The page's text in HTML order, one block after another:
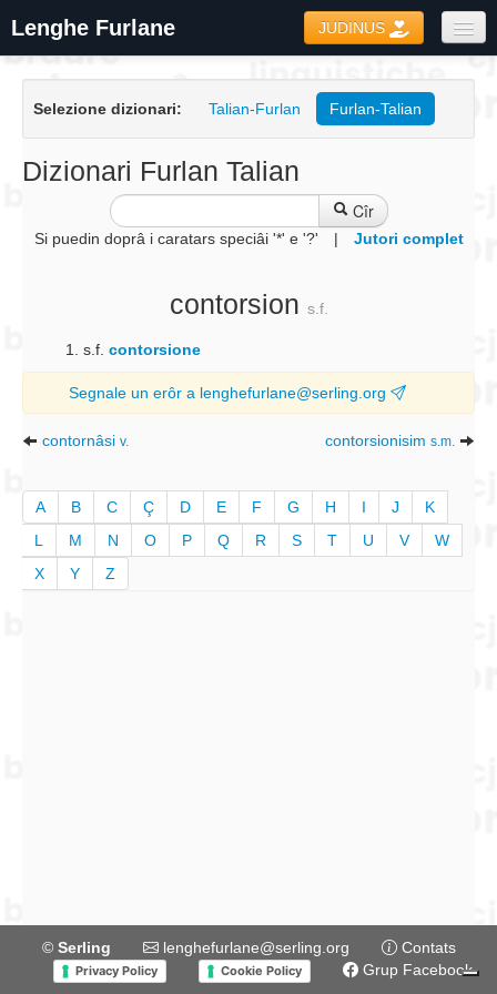
Lenghe Furlane JUDINUS
Formari
Coretôr Ortografic
Informazions
Selezione dizionari: Talian-Furlan Furlan-Talian
Dizionari Furlan Talian
Cîr
Si puedin doprâ i caratars speciâi '*' e '?' | Jutori complet
contorsion s.f.
s.f. contorsione
Segnale un erôr a lenghefurlane@serling.org
contornâsi v. contorsionisim s.m.
A B C Ç D E F G H I J
K
L
M N O P Q R S T U V
W
X
Y Z
© Serling lenghefurlane@serling.org Contats
Privacy Policy Cookie Policy Grup Facebook